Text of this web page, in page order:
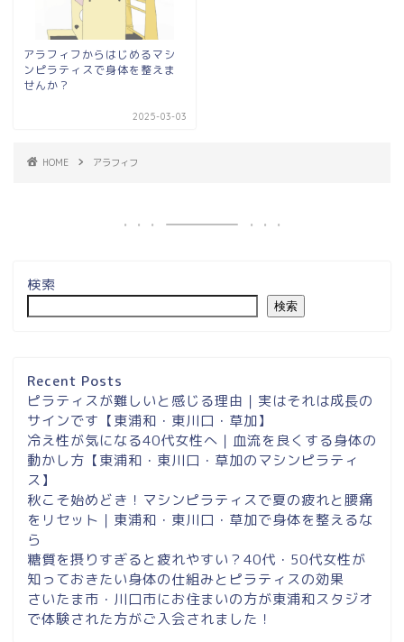
アラフィフからはじめるマシ
ンピラティスで身体を整えま
せんか？
2025-03-03
HOME アラフィフ
検索
検索
Recent Posts
ピラティスが難しいと感じる理由｜実はそれは成長の
サインです【東浦和・東川口・草加】
冷え性が気になる40代女性へ｜血流を良くする身体の
動かし方【東浦和・東川口・草加のマシンピラティ
ス】
秋こそ始めどき！マシンピラティスで夏の疲れと腰痛
をリセット｜東浦和・東川口・草加で身体を整えるな
ら
糖質を摂りすぎると疲れやすい？40代・50代女性が
知っておきたい身体の仕組みとピラティスの効果
さいたま市・川口市にお住まいの方が東浦和スタジオ
で体験された方がご入会されました！
内
東浦和スタジオ予約
東浦和｜大人女性のための
マシンピラティススタジオ
Instagram